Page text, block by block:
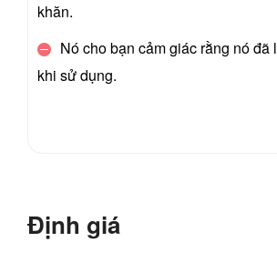
khăn.
Nó cho bạn cảm giác rằng nó đã
khi sử dụng.
Định giá